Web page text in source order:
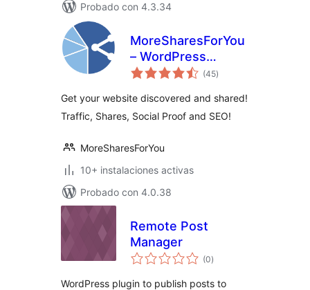
Probado con 4.3.34
MoreSharesForYou
– WordPress
Sharing Community
(45total
de
)
Get your website discovered and shared!
Traffic, Shares, Social Proof and SEO!
MoreSharesForYou
10+ instalaciones activas
Probado con 4.0.38
Remote Post
Manager
(0total
de
)
WordPress plugin to publish posts to